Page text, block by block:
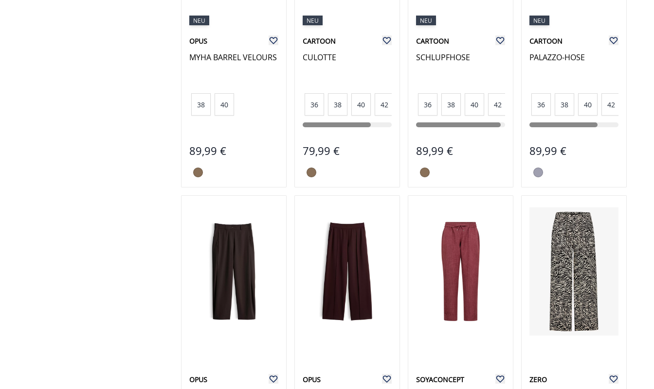
NEU
OPUS
MYHA BARREL VELOURS
38 40
89,99 €
NEU
CARTOON
CULOTTE
36 38 40 42
79,99 €
NEU
CARTOON
SCHLUPFHOSE
36 38 40 42
89,99 €
NEU
CARTOON
PALAZZO-HOSE
36 38 40 42
89,99 €
OPUS OPUS SOYACONCEPT ZERO